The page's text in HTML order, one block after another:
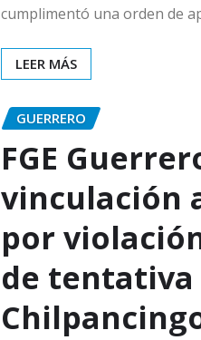
cumplimentó una orden de
LEER MÁS
GUERRERO
FGE
vinculación
por
de tentativa